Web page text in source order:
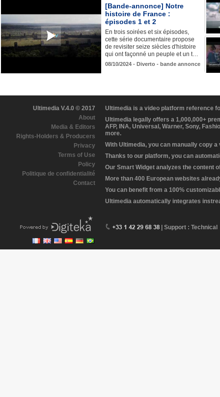
[Bande-annonce] Notre
histoire de France :
épisodes 1 et 2
En trois soirées et six épisodes,
cette série documentaire propose
de revisiter seize siècles d'histoire
qui ont façonné un peuple et un t…
08/10/2024 - Diverto - bande annonce
Ultimedia V.4.0 © 2017
About
Media & Editors
Rights-Holders & Producers
Privacy
Terms of Use
Policy
Politique de confidentialité
Contact
Ultimedia is a video platform reference
Ultimedia legally offers a 1,000,000+
AFP, INA, Universal, Warner, Sony,
more.
With Ultimedia, you can manually copy
Thanks to our platform, you can
Our Smart Widget analyzes the content
More than 400 European websites
You can benefit from a 100%
Ultimedia automatically integrates
| Support : Technical